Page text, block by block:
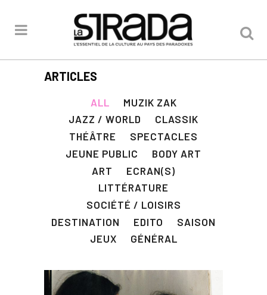
ARTICLES
ALL
MUZIK ZAK
JAZZ / WORLD
CLASSIK
THÉÂTRE
SPECTACLES
JEUNE PUBLIC
BODY ART
ART
ECRAN(S)
LITTÉRATURE
SOCIÉTÉ / LOISIRS
DESTINATION
EDITO
SAISON
JEUX
GÉNÉRAL